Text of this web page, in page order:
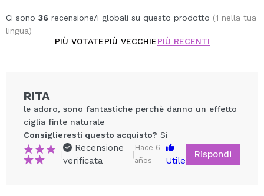
Ci sono 36 recensione/i globali su questo prodotto (1 nella tua
lingua)
PIÙ VOTATEPIÙ VECCHIEPIÙ RECENTI
RITA
le adoro, sono fantastiche perchè danno un effetto
ciglia finte naturale
Consiglieresti questo acquisto? Si
|
Recensione
verificata
|
Hace 6
años
Utile
Rispondi